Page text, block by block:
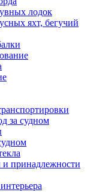
лодок
яхт, бегучий
за судном
принадлежности